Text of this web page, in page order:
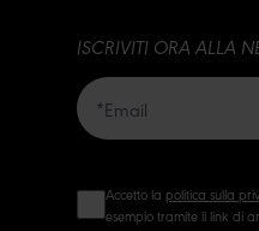
ISCRIVITI ORA ALLA
Accetto la politica sulla
esempio tramite il link di